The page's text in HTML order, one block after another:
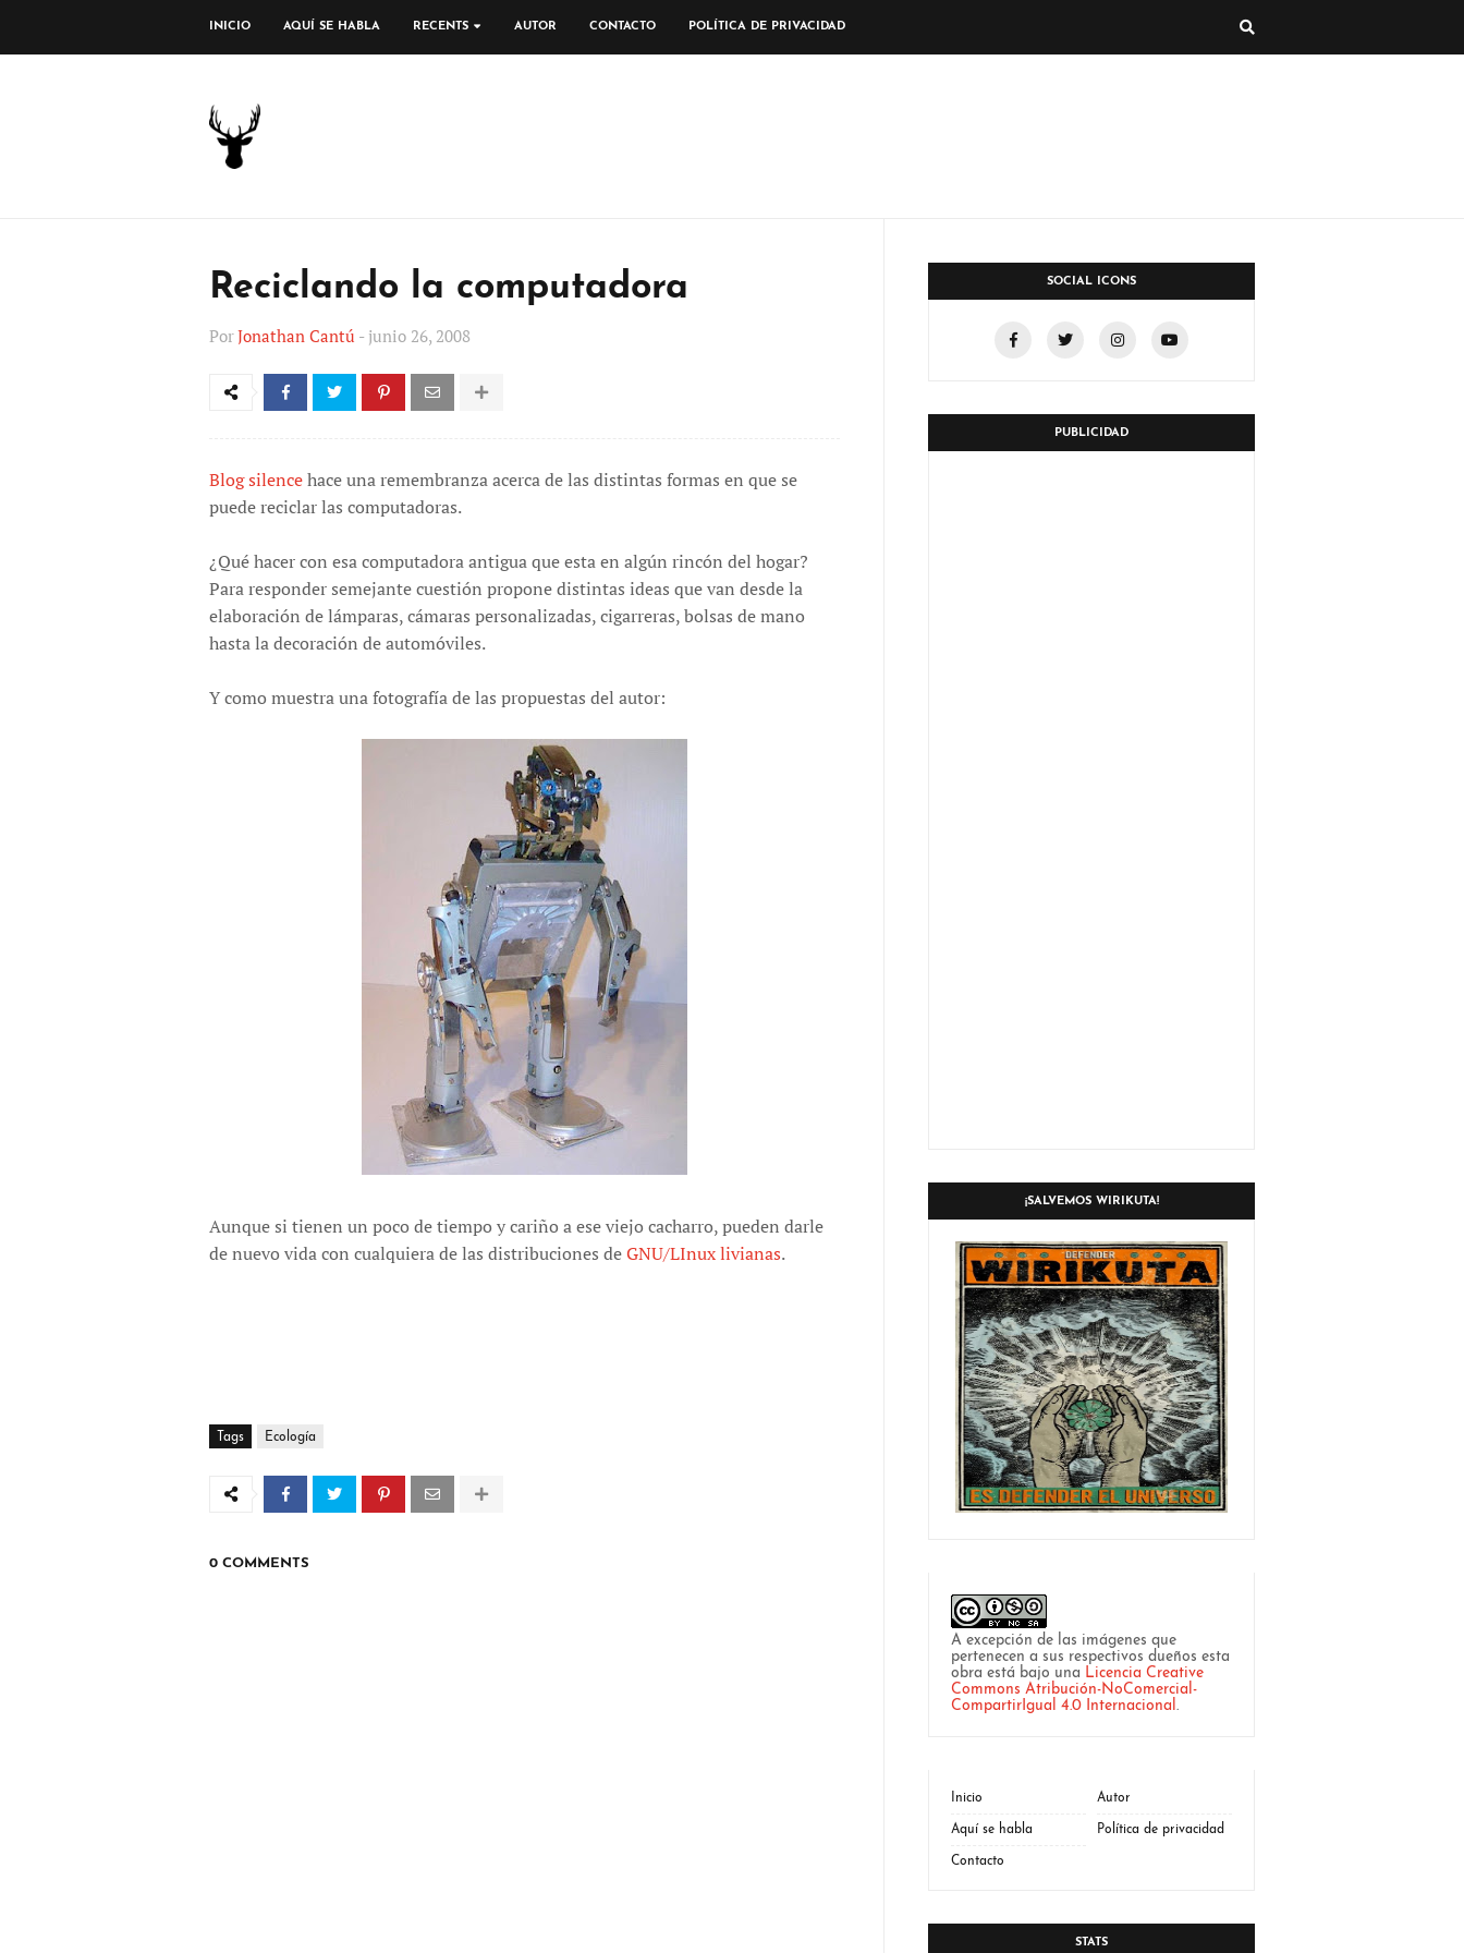
INICIO AQUÍ SE HABLA RECENTS AUTOR CONTACTO POLÍTICA DE PRIVACIDAD
Reciclando la computadora
PorJonathan Cantú - junio 26, 2008
Blog silencehace una remembranza acerca de las distintas formas en que se
puede reciclar las computadoras.
¿Qué hacer con esa computadora antigua que esta en algún rincón del hogar?
Para responder semejante cuestión propone distintas ideas que van desde la
elaboración de lámparas, cámaras personalizadas, cigarreras, bolsas de mano
hasta la decoración de automóviles.
Y como muestra una fotografía de las propuestas del autor:
Aunque si tienen un poco de tiempo y cariño a ese viejo cacharro, pueden darle
de nuevo vida con cualquiera de las distribuciones deGNU/LInux livianas.
Tags Ecología
0 COMMENTS
SOCIAL ICONS
PUBLICIDAD
¡SALVEMOS WIRIKUTA!
A excepción de las imágenes que
pertenecen a sus respectivos dueños esta
obra está bajo una Licencia Creative
Commons Atribución-NoComercial-
CompartirIgual 4.0 Internacional.
Inicio Autor
Aquí se habla Política de privacidad
Contacto
STATS